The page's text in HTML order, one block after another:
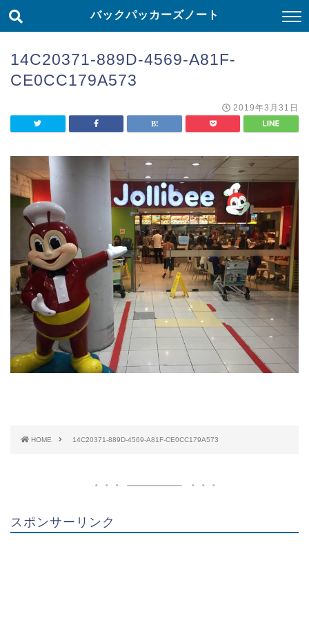
バックパッカーズノート
14C20371-889D-4569-A81F-
CE0CC179A573
2019年3月31日
HOME 14C20371-889D-4569-A81F-CE0CC179A573
スポンサーリンク